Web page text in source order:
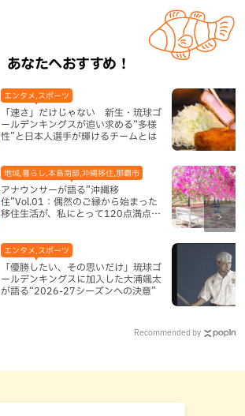
あなたへおすすめ！
「速さ」だけじゃない 新生・琉球ゴ
ールデンキングスが追い求める“多様
性”と日本人選手が輝けるチームとは
エンタメ,スポーツ
アナウンサーが語る”沖縄移
住”Vol.01：偶然のご縁から始まった
移住生活が、私にとって120点満点に
地域,暮らし,本島南部,沖縄移住,那覇市
「優勝したい、その思いだけ」琉球ゴ
ールデンキングスに加入した大浦颯太
が語る“2026-27シーズンへの決意”
エンタメ,スポーツ
Recommended by